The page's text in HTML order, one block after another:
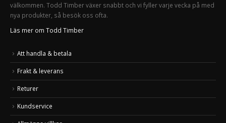
välkommen. Todd Timber växer snabbt och vi fyller varje vecka på med
nya produkter, så besök oss ofta.
Läs mer om Todd Timber
Att handla & betala
Frakt & leverans
Returer
Kundservice